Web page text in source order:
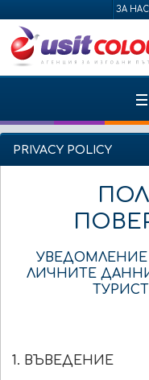
ЗА НАС
PRIVACY POLICY
УВЕДОМЛЕНИЕ
ЛИЧНИТЕ
1. ВЪВЕДЕНИЕ